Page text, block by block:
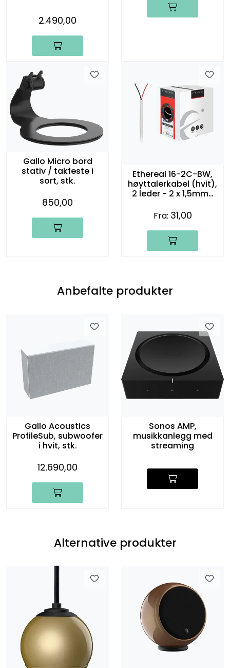
2.490,00
Gallo Micro bord
stativ / takfeste i
sort, stk.
850,00
Ethereal 16-2C-BW,
høyttalerkabel (hvit),
2 leder - 2 x 1,5mm2
Fra: 31,00
Anbefalte produkter
Gallo Acoustics
ProfileSub, subwoofer
i hvit, stk.
12.690,00
Sonos AMP,
musikkanlegg med
streaming
Alternative produkter